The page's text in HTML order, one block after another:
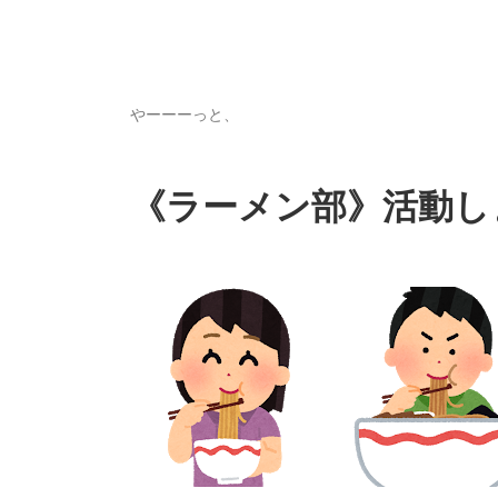
やーーーっと、
《ラーメン部》活動